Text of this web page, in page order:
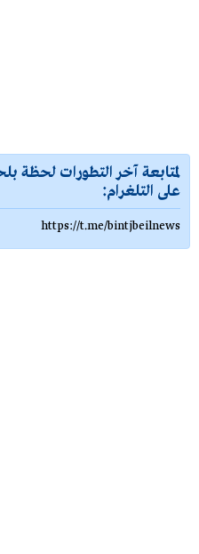
لمتابعة آخر التطورات لحظة
على التلغرام:
https://t.me/bintjbeilnews